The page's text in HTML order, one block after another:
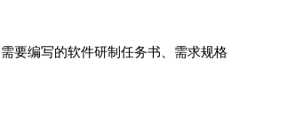
要编写的软件研制任务书、需求规格